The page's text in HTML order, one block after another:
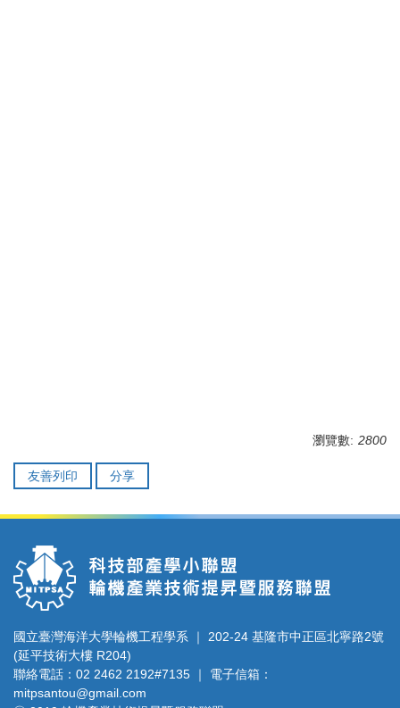
瀏覽數: 2800
友善列印 分享
國立臺灣海洋大學輪機工程學系 ｜ 202-24 基隆市中正區北寧路2號
(延平技術大樓 R204)
聯絡電話：02 2462 2192#7135 ｜ 電子信箱：
mitpsantou@gmail.com